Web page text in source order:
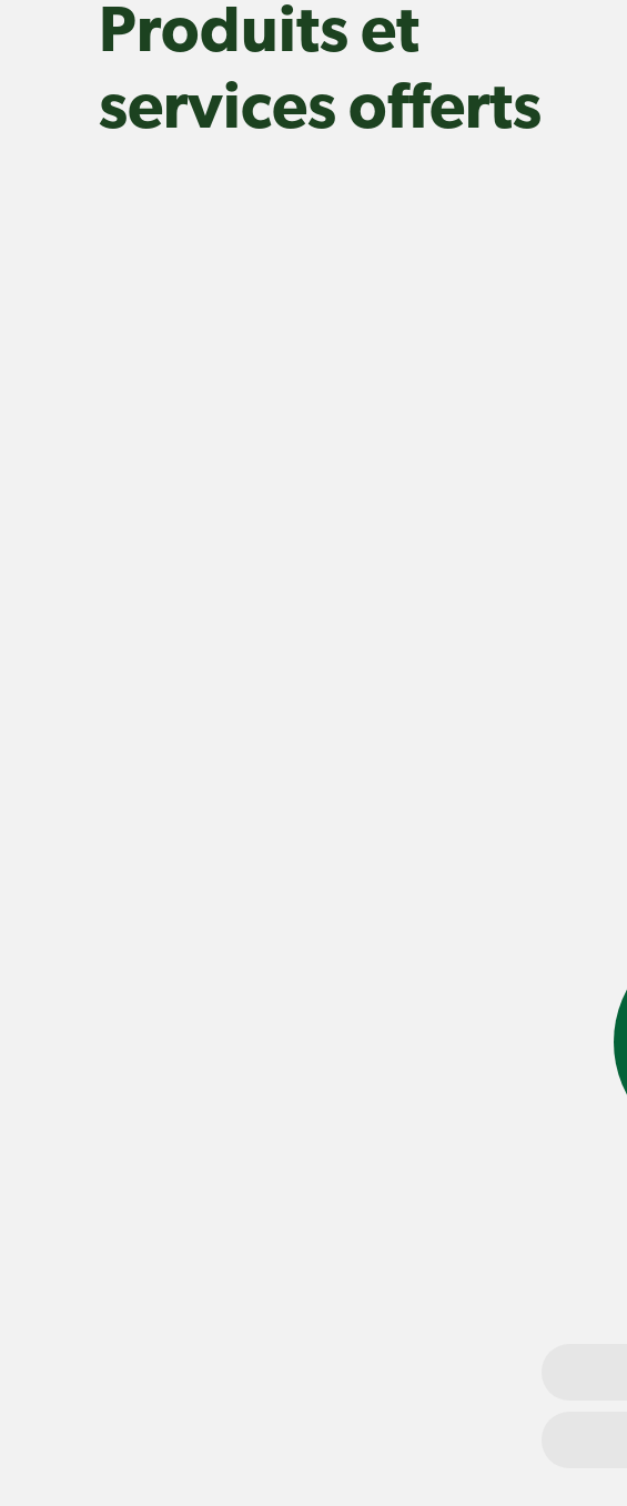
Produits et
services offerts